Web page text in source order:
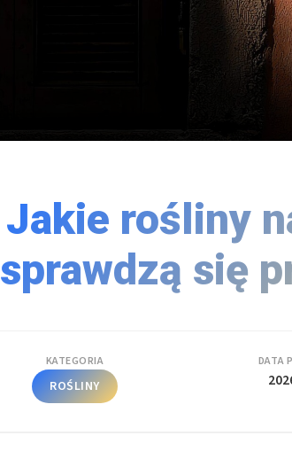
Jakie rośliny
sprawdzą się
KATEGORIA
ROŚLINY
DATA